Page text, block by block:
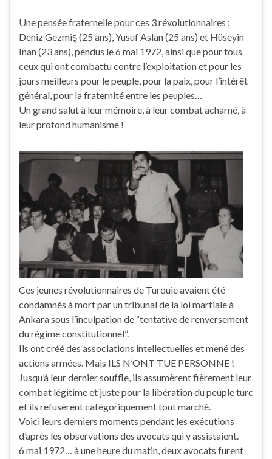
Une pensée fraternelle pour ces 3 révolutionnaires ;
Deniz Gezmiş (25 ans), Yusuf Aslan (25 ans) et Hüseyin
Inan (23 ans), pendus le 6 mai 1972, ainsi que pour tous
ceux qui ont combattu contre l’exploitation et pour les
jours meilleurs pour le peuple, pour la paix, pour l’intérêt
général, pour la fraternité entre les peuples…
Un grand salut à leur mémoire, à leur combat acharné, à
leur profond humanisme !
Ces jeunes révolutionnaires de Turquie avaient été
condamnés à mort par un tribunal de la loi martiale à
Ankara sous l’inculpation de “tentative de renversement
du régime constitutionnel”.
Ils ont créé des associations intellectuelles et mené des
actions armées. Mais ILS N’ONT TUE PERSONNE !
Jusqu’à leur dernier souffle, ils assumèrent fièrement leur
combat légitime et juste pour la libération du peuple turc
et ils refusèrent catégoriquement tout marché.
Voici leurs derniers moments pendant les exécutions
d’après les observations des avocats qui y assistaient.
6 mai 1972… à une heure du matin, deux avocats furent